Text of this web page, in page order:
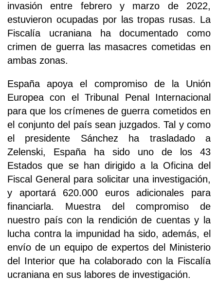
invasión entre febrero y marzo de 2022,
estuvieron ocupadas por las tropas rusas. La
Fiscalía ucraniana ha documentado como
crimen de guerra las masacres cometidas en
ambas zonas.
España apoya el compromiso de la Unión
Europea con el Tribunal Penal Internacional
para que los crímenes de guerra cometidos en
el conjunto del país sean juzgados. Tal y como
el presidente Sánchez ha trasladado a
Zelenski, España ha sido uno de los 43
Estados que se han dirigido a la Oficina del
Fiscal General para solicitar una investigación,
y aportará 620.000 euros adicionales para
financiarla. Muestra del compromiso de
nuestro país con la rendición de cuentas y la
lucha contra la impunidad ha sido, además, el
envío de un equipo de expertos del Ministerio
del Interior que ha colaborado con la Fiscalía
ucraniana en sus labores de investigación.